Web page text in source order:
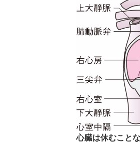
心臓は休むこと